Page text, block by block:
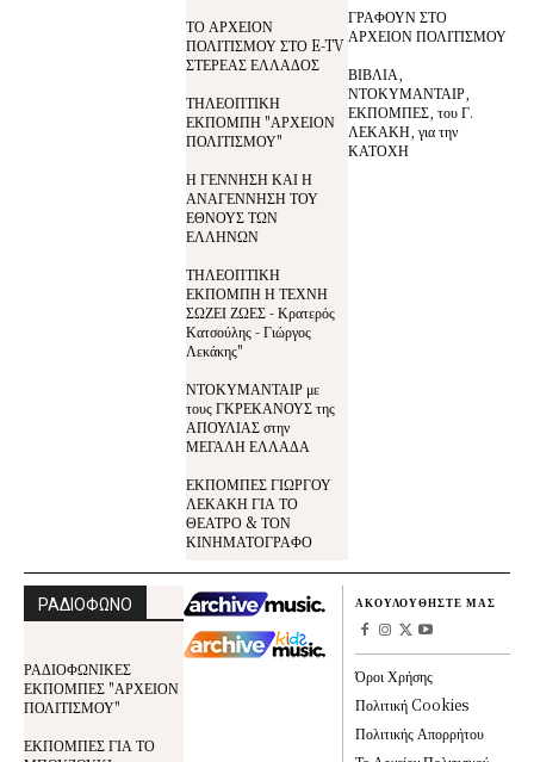
ΤΟ ΑΡΧΕΙΟΝ
ΠΟΛΙΤΙΣΜΟΥ ΣΤΟ E-TV
ΣΤΕΡΕΑΣ ΕΛΛΑΔΟΣ
ΤΗΛΕΟΠΤΙΚΗ
ΕΚΠΟΜΠΗ "ΑΡΧΕΙΟΝ
ΠΟΛΙΤΙΣΜΟΥ"
Η ΓΕΝΝΗΣΗ ΚΑΙ Η
ΑΝΑΓΕΝΝΗΣΗ ΤΟΥ
ΕΘΝΟΥΣ ΤΩΝ
ΕΛΛΗΝΩΝ
ΤΗΛΕΟΠΤΙΚΗ
ΕΚΠΟΜΠΗ Η ΤΕΧΝΗ
ΣΩΖΕΙ ΖΩΕΣ - Κρατερός
Κατσούλης - Γιώργος
Λεκάκης"
ΝΤΟΚΥΜΑΝΤΑΙΡ με
τους ΓΚΡΕΚΑΝΟΥΣ της
ΑΠΟΥΛΙΑΣ στην
ΜΕΓΑΛΗ ΕΛΛΑΔΑ
ΕΚΠΟΜΠΕΣ ΓΙΩΡΓΟΥ
ΛΕΚΑΚΗ ΓΙΑ ΤΟ
ΘΕΑΤΡΟ & ΤΟΝ
ΚΙΝΗΜΑΤΟΓΡΑΦΟ
ΓΡΑΦΟΥΝ ΣΤΟ
ΑΡΧΕΙΟΝ ΠΟΛΙΤΙΣΜΟΥ
ΒΙΒΛΙΑ,
ΝΤΟΚΥΜΑΝΤΑΙΡ,
ΕΚΠΟΜΠΕΣ, του Γ.
ΛΕΚΑΚΗ, για την
ΚΑΤΟΧΗ
ΡΑΔΙΟΦΩΝΟ
ΡΑΔΙΟΦΩΝΙΚΕΣ
ΕΚΠΟΜΠΕΣ "ΑΡΧΕΙΟΝ
ΠΟΛΙΤΙΣΜΟΥ"
ΕΚΠΟΜΠΕΣ ΓΙΑ ΤΟ
ΑΚΟΥΛΟΥΘΗΣΤΕ ΜΑΣ
Όροι Χρήσης
Πολιτική Cookies
Πολιτικής Απορρήτου